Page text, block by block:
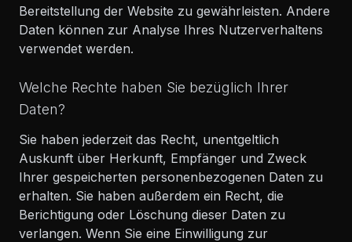
Bereitstellung der Website zu gewährleisten. Andere
Daten können zur Analyse Ihres Nutzerverhaltens
verwendet werden.
Welche Rechte haben Sie bezüglich Ihrer
Daten?
Sie haben jederzeit das Recht, unentgeltlich
Auskunft über Herkunft, Empfänger und Zweck
Ihrer gespeicherten personenbezogenen Daten zu
erhalten. Sie haben außerdem ein Recht, die
Berichtigung oder Löschung dieser Daten zu
verlangen. Wenn Sie eine Einwilligung zur